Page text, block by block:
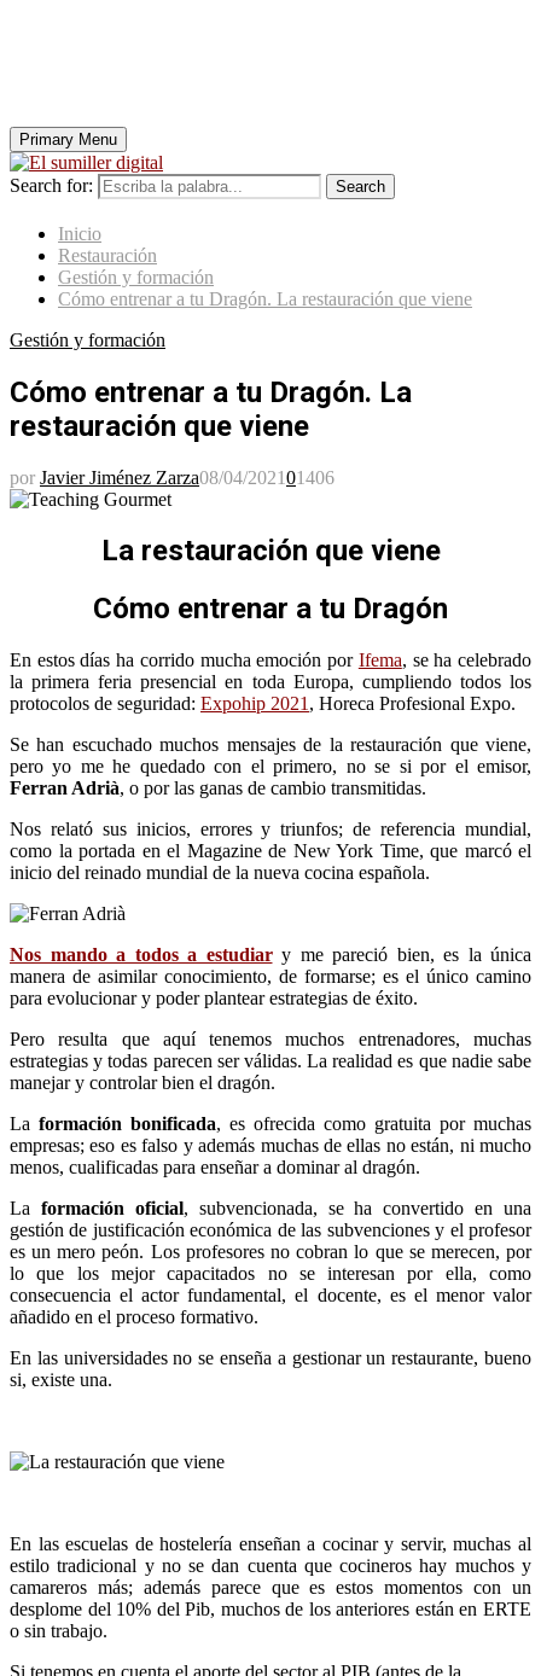
Primary Menu
Search for: Search
Inicio
Restauración
Gestión y formación
Cómo entrenar a tu Dragón. La restauración que viene
Gestión y formación
Cómo entrenar a tu Dragón. La
restauración que viene
por Javier Jiménez Zarza08/04/202101406
La restauración que viene
Cómo entrenar a tu Dragón
En estos días ha corrido mucha emoción por Ifema, se ha celebrado
la primera feria presencial en toda Europa, cumpliendo todos los
protocolos de seguridad: Expohip 2021 , Horeca Profesional Expo.
Se han escuchado muchos mensajes de la restauración que viene,
pero yo me he quedado con el primero, no se si por el emisor,
Ferran Adrià, o por las ganas de cambio transmitidas.
Nos relató sus inicios, errores y triunfos; de referencia mundial,
como la portada en el Magazine de New York Time, que marcó el
inicio del reinado mundial de la nueva cocina española.
Nos mando a todos a estudiary me pareció bien, es la única
manera de asimilar conocimiento, de formarse; es el único camino
para evolucionar y poder plantear estrategias de éxito.
Pero resulta que aquí tenemos muchos entrenadores, muchas
estrategias y todas parecen ser válidas. La realidad es que nadie sabe
manejar y controlar bien el dragón.
La formación bonificada, es ofrecida como gratuita por muchas
empresas; eso es falso y además muchas de ellas no están, ni mucho
menos, cualificadas para enseñar a dominar al dragón.
La formación oficial, subvencionada, se ha convertido en una
gestión de justificación económica de las subvenciones y el profesor
es un mero peón. Los profesores no cobran lo que se merecen, por
lo que los mejor capacitados no se interesan por ella, como
consecuencia el actor fundamental, el docente, es el menor valor
añadido en el proceso formativo.
En las universidades no se enseña a gestionar un restaurante, bueno
si, existe una.
En las escuelas de hostelería enseñan a cocinar y servir, muchas al
estilo tradicional y no se dan cuenta que cocineros hay muchos y
camareros más; además parece que es estos momentos con un
desplome del 10% del Pib, muchos de los anteriores están en ERTE
o sin trabajo.